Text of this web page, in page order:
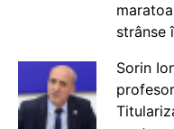
strânse
Sorin